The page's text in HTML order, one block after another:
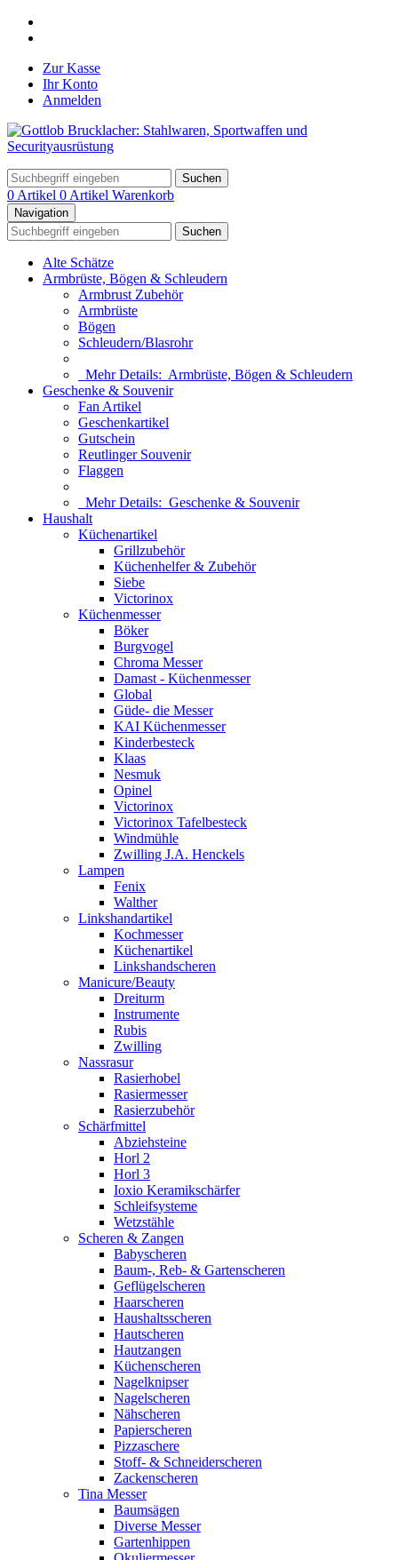
Zur Kasse
Ihr Konto
Anmelden
Suchen
0 Artikel 0 Artikel Warenkorb
Navigation
Suchen
Alte Schätze
Armbrüste, Bögen & Schleudern
Armbrust Zubehör
Armbrüste
Bögen
Schleudern/Blasrohr
Mehr Details: Armbrüste, Bögen & Schleudern
Geschenke & Souvenir
Fan Artikel
Geschenkartikel
Gutschein
Reutlinger Souvenir
Flaggen
Mehr Details: Geschenke & Souvenir
Haushalt
Küchenartikel
Grillzubehör
Küchenhelfer & Zubehör
Siebe
Victorinox
Küchenmesser
Böker
Burgvogel
Chroma Messer
Damast - Küchenmesser
Global
Güde- die Messer
KAI Küchenmesser
Kinderbesteck
Klaas
Nesmuk
Opinel
Victorinox
Victorinox Tafelbesteck
Windmühle
Zwilling J.A. Henckels
Lampen
Fenix
Walther
Linkshandartikel
Kochmesser
Küchenartikel
Linkshandscheren
Manicure/Beauty
Dreiturm
Instrumente
Rubis
Zwilling
Nassrasur
Rasierhobel
Rasiermesser
Rasierzubehör
Schärfmittel
Abziehsteine
Horl 2
Horl 3
Ioxio Keramikschärfer
Schleifsysteme
Wetzstähle
Scheren & Zangen
Babyscheren
Baum-, Reb- & Gartenscheren
Geflügelscheren
Haarscheren
Haushaltsscheren
Hautscheren
Hautzangen
Küchenscheren
Nagelknipser
Nagelscheren
Nähscheren
Papierscheren
Pizzaschere
Stoff- & Schneiderscheren
Zackenscheren
Tina Messer
Baumsägen
Diverse Messer
Gartenhippen